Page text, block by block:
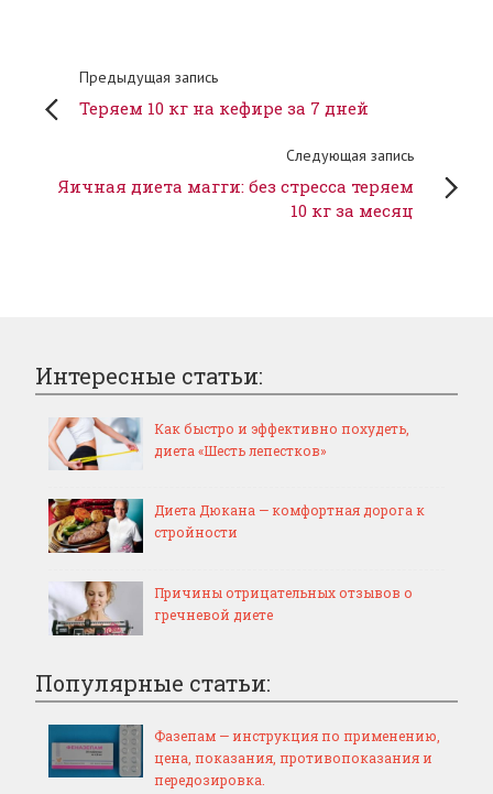
Предыдущая запись
Теряем 10 кг на кефире за 7 дней
Следующая запись
Яичная диета магги: без стресса теряем
10 кг за месяц
Интересные статьи:
Как быстро и эффективно похудеть,
диета «Шесть лепестков»
Диета Дюкана — комфортная дорога к
стройности
Причины отрицательных отзывов о
гречневой диете
Популярные статьи:
Фазепам — инструкция по применению,
цена, показания, противопоказания и
передозировка.